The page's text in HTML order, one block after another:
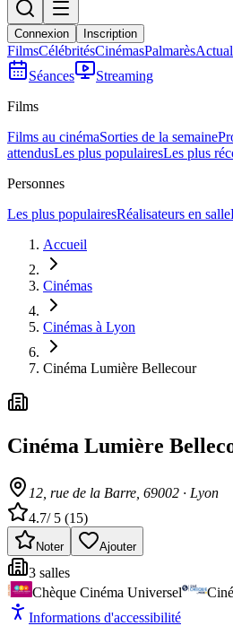
Connexion Inscription
FilmsCélébritésCinémasPalmarès
Séances
Streaming
Films
Films au cinémaSorties de la semaine
attendusLes plus populairesLes plus
Personnes
Les plus populairesRéalisateurs en salle
Accueil
Cinémas
Cinémas à Lyon
Cinéma Lumière Bellecour
Cinéma Lumière
12, rue de la Barre , 69002 · Lyon
4.7/ 5 (15)
Noter Ajouter
3 salles
Chèque Cinéma Universel
Informations d'accessibilité